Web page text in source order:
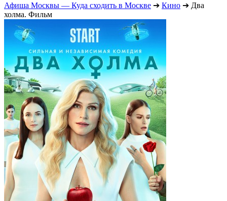
Афиша Москвы — Куда сходить в Москве ➔ Кино ➔ Два
холма. Фильм